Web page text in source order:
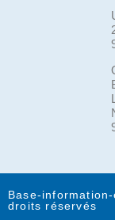
Base-
droits réservés